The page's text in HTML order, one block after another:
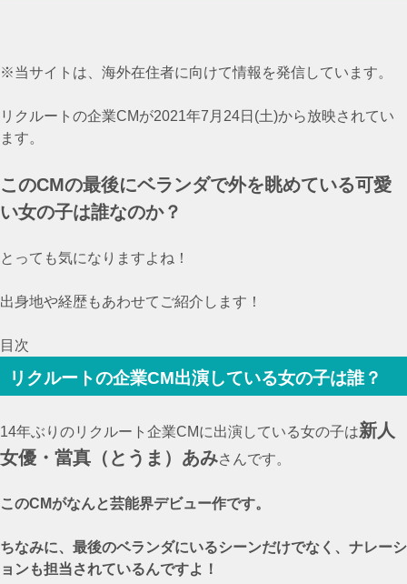
※当サイトは、海外在住者に向けて情報を発信しています。
リクルートの企業CMが2021年7月24日(土)から放映されてい
ます。
このCMの最後にベランダで外を眺めている可愛
い女の子は誰なのか？
とっても気になりますよね！
出身地や経歴もあわせてご紹介します！
目次
リクルートの企業CM出演している女の子は誰？
14年ぶりのリクルート企業CMに出演している女の子は新人
女優・當真（とうま）あみさんです。
このCMがなんと芸能界デビュー作です。
ちなみに、最後のベランダにいるシーンだけでなく、ナレーシ
ョンも担当されているんですよ！